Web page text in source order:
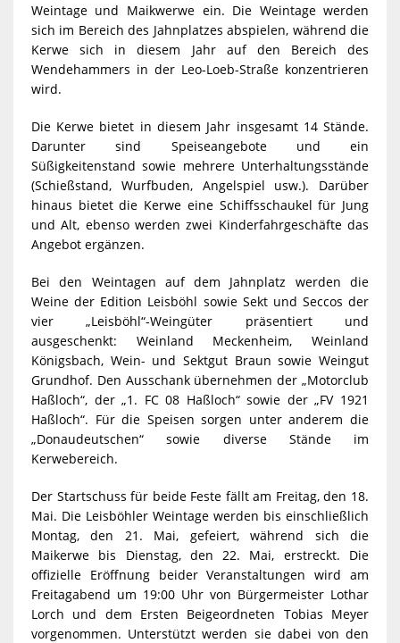
Weintage und Maikwerwe ein. Die Weintage werden
sich im Bereich des Jahnplatzes abspielen, während die
Kerwe sich in diesem Jahr auf den Bereich des
Wendehammers in der Leo-Loeb-Straße konzentrieren
wird.
Die Kerwe bietet in diesem Jahr insgesamt 14 Stände.
Darunter sind Speiseangebote und ein
Süßigkeitenstand sowie mehrere Unterhaltungsstände
(Schießstand, Wurfbuden, Angelspiel usw.). Darüber
hinaus bietet die Kerwe eine Schiffsschaukel für Jung
und Alt, ebenso werden zwei Kinderfahrgeschäfte das
Angebot ergänzen.
Bei den Weintagen auf dem Jahnplatz werden die
Weine der Edition Leisböhl sowie Sekt und Seccos der
vier „Leisböhl“-Weingüter präsentiert und
ausgeschenkt: Weinland Meckenheim, Weinland
Königsbach, Wein- und Sektgut Braun sowie Weingut
Grundhof. Den Ausschank übernehmen der „Motorclub
Haßloch“, der „1. FC 08 Haßloch“ sowie der „FV 1921
Haßloch“. Für die Speisen sorgen unter anderem die
„Donaudeutschen“ sowie diverse Stände im
Kerwebereich.
Der Startschuss für beide Feste fällt am Freitag, den 18.
Mai. Die Leisböhler Weintage werden bis einschließlich
Montag, den 21. Mai, gefeiert, während sich die
Maikerwe bis Dienstag, den 22. Mai, erstreckt. Die
offizielle Eröffnung beider Veranstaltungen wird am
Freitagabend um 19:00 Uhr von Bürgermeister Lothar
Lorch und dem Ersten Beigeordneten Tobias Meyer
vorgenommen. Unterstützt werden sie dabei von den